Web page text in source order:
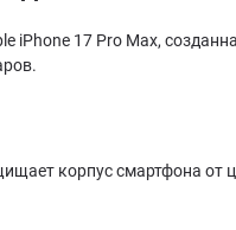
iPhone 17 Pro Max,
корпус смартфона от